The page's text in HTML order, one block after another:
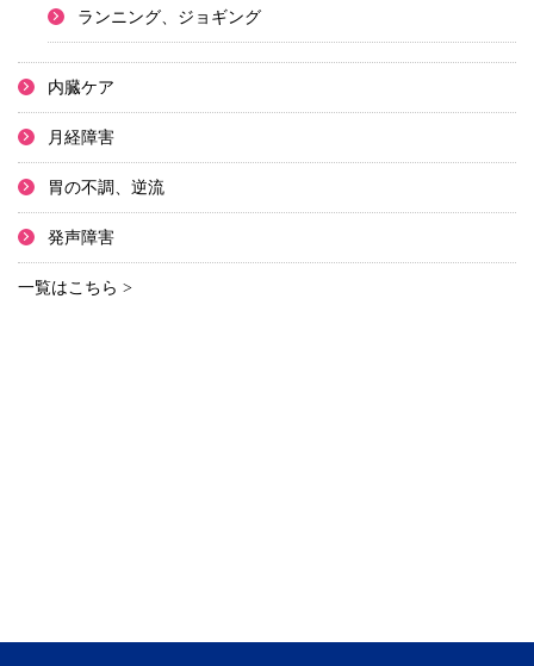
ランニング、ジョギング
内臓ケア
月経障害
胃の不調、逆流
発声障害
一覧はこちら >